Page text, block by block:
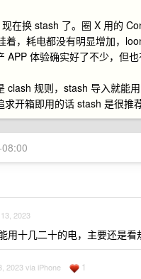
在换 stash 了。圈 X 用的
着，耗电都没有明显增加，
体验确实好了不少，但
clash 规则，stash 导入就能
开箱即用的话 stash 是很推荐
2023
用十几二十的电，主要还是看
2023 via iPhone 1